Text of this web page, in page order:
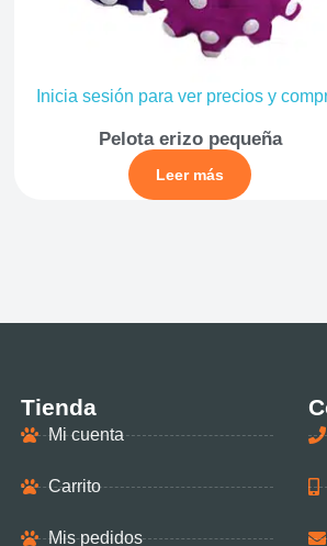
Inicia sesión para ver precios y
Pelota erizo pequeña
Leer más
Tienda
Mi cuenta
Carrito
Mis pedidos